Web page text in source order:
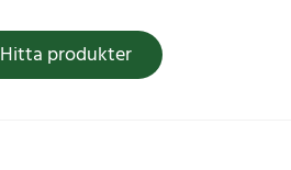
Hitta produkter